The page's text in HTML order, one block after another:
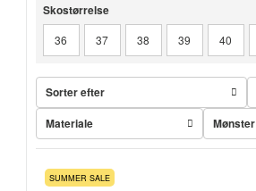
Skostørrelse
36 37 38 39 40
Sorter efter
Materiale
Mønster
SUMMER SALE